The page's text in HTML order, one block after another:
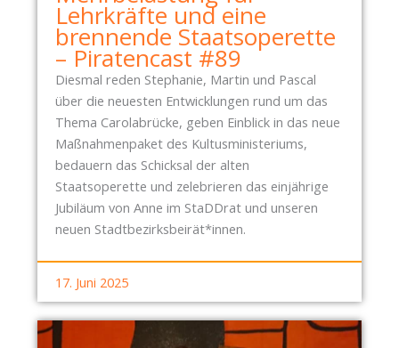
K
R
A
N
E
H
S
B
R
Lehrkräfte und eine
brennende Staatsoperette
– Piratencast #89
Diesmal reden Stephanie, Martin und Pascal
über die neuesten Entwicklungen rund um das
Thema Carolabrücke, geben Einblick in das neue
Maßnahmenpaket des Kultusministeriums,
bedauern das Schicksal der alten
Staatsoperette und zelebrieren das einjährige
Jubiläum von Anne im StaDDrat und unseren
neuen Stadtbezirksbeirät*innen.
17. Juni 2025